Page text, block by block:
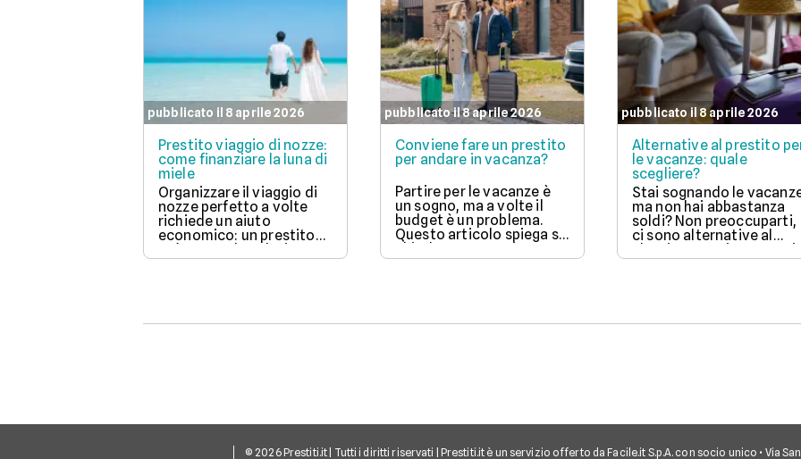
pubblicato il 8 aprile 2026
Prestito viaggio di nozze:
come finanziare la luna di
miele
Organizzare il viaggio di
nozze perfetto a volte
richiede un aiuto
economico: un prestito
può essere la soluzione.
Scopri come funziona,
in realtà senza stress.
pubblicato il 8 aprile 2026
Conviene fare un prestito
per andare in vacanza?
Partire per le vacanze è
un sogno, ma a volte il
budget è un problema.
Questo articolo spiega se
chiedere un prestito per
viaggiare è una buona
come gli interessi da
pubblicato il 8 aprile 2026
Alternative al prestito
le vacanze: quale
scegliere?
Stai sognando le
ma non hai abbastanza
soldi? Non preoccuparti,
ci sono alternative al
classico prestito! Scopri
come funzionano il "Paga
loro pro e contro, per
© 2026 Prestiti.it | Tutti i diritti riservati | Prestiti.it è un servizio offerto da Facile.it S.p.A. con socio unico • Via